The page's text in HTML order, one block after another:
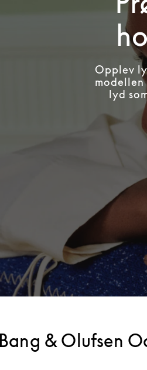
Opplev
modellen
lyd
Bang & Olufsen